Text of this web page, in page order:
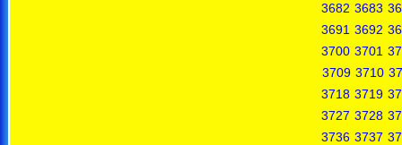
3682 3683
3691 3692
3700 3701
3709 3710
3718 3719
3727 3728
3736 3737